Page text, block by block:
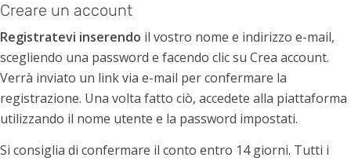
Creare un account
Registratevi inserendo il vostro nome e indirizzo e-mail,
scegliendo una password e facendo clic su Crea account.
Verrà inviato un link via e-mail per confermare la
registrazione. Una volta fatto ciò, accedete alla piattaforma
utilizzando il nome utente e la password impostati.
Si consiglia di confermare il conto entro 14 giorni. Tutti i